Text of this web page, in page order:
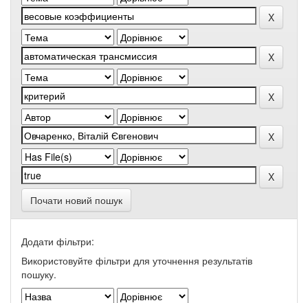
Почати новий пошук
Додати фільтри:
Використовуйте фільтри для уточнення результатів
пошуку.